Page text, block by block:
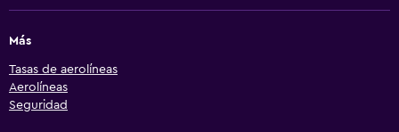
Más
Tasas de aerolíneas
Aerolíneas
Seguridad